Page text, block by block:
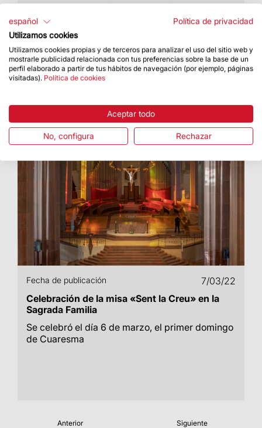
innovación tecnológica en la Basílica y se
mejora la experiencia de la visita
Fecha de publicación
7/03/22
Celebración de la misa «Sent la Creu» en la
Sagrada Familia
Se celebró el día 6 de marzo, el primer domingo
de Cuaresma
Anterior Siguiente
español
Política de privacidad
Utilizamos cookies
Utilizamos cookies propias y de terceros para analizar el uso del sitio web y
mostrarle publicidad relacionada con tus preferencias sobre la base de un
perfil elaborado a partir de tus hábitos de navegación (por ejemplo, páginas
visitadas). Política de cookies
Aceptar todo
No, configura Rechazar